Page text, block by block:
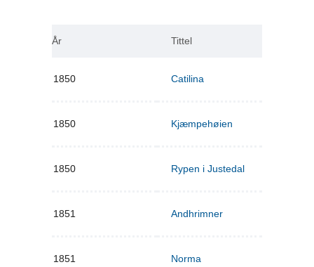
År Tittel
1850 Catilina
1850 Kjæmpehøien
1850 Rypen i Justedal
1851 Andhrimner
1851 Norma